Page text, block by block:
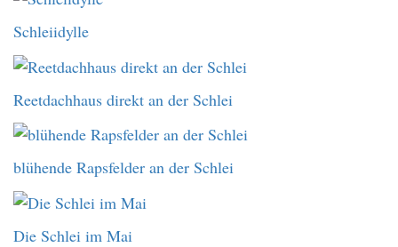
Schleiidylle
Reetdachhaus direkt an der Schlei
blühende Rapsfelder an der Schlei
Die Schlei im Mai